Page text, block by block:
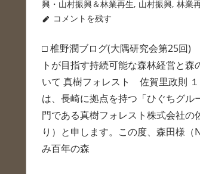
興・山村振興＆林業再生, 山村振興, 林業
コメントを残す
□ 椎野潤ブログ(大隅研究会第25回
トが目指す持続可能な森林経営と森
いて 真樹フォレスト 佐賀里政則
は、長崎に拠点を持つ「ひぐちグル
門である真樹フォレスト株式会社の
り）と申します。この度、森田様（
み百年の森